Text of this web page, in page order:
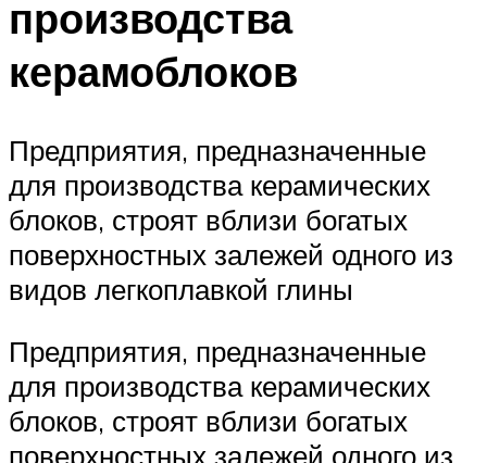
производства
керамоблоков
Предприятия, предназначенные
для производства керамических
блоков, строят вблизи богатых
поверхностных залежей одного из
видов легкоплавкой глины
Предприятия, предназначенные
для производства керамических
блоков, строят вблизи богатых
поверхностных залежей одного из